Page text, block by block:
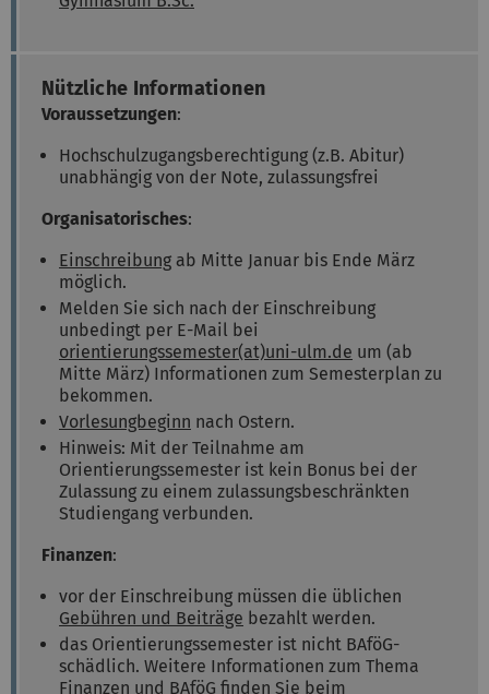
Nützliche Informationen
Voraussetzungen:
Hochschulzugangsberechtigung (z.B. Abitur)
unabhängig von der Note, zulassungsfrei
Organisatorisches:
Einschreibung ab Mitte Januar bis Ende März
möglich.
Melden Sie sich nach der Einschreibung
unbedingt per E-Mail bei
orientierungssemester(at)uni-ulm.de um (ab
Mitte März) Informationen zum Semesterplan zu
bekommen.
Vorlesungbeginn nach Ostern.
Hinweis: Mit der Teilnahme am
Orientierungssemester ist kein Bonus bei der
Zulassung zu einem zulassungsbeschränkten
Studiengang verbunden.
Finanzen:
vor der Einschreibung müssen die üblichen
Gebühren und Beiträge bezahlt werden.
das Orientierungssemester ist nicht BAföG-
schädlich. Weitere Informationen zum Thema
Finanzen und BAföG finden Sie beim